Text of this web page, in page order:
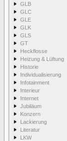
GLB
GLC
GLE
GLK
GLS
GT
Heckflosse
Heizung & Lüftung
Historie
Individualisierung
Infotainment
Interieur
Internet
Jubiläum
Konzern
Lackierung
Literatur
LKW